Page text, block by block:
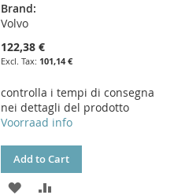
Brand:
Volvo
122,38 €
101,14 €
controlla i tempi di consegna
nei dettagli del prodotto
Voorraad info
Add to Cart
ADD